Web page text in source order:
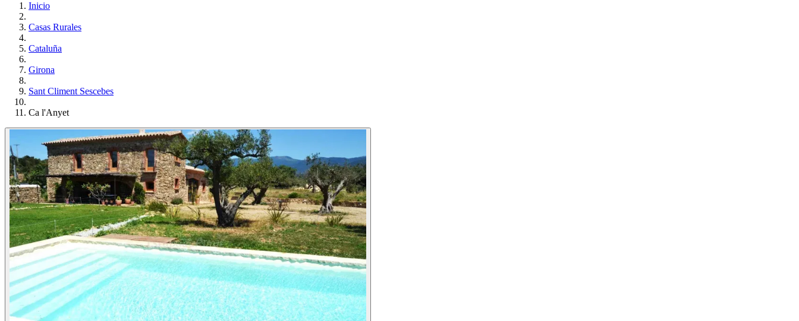
Inicio
Casas Rurales
Cataluña
Girona
Sant Climent Sescebes
Ca l'Anyet